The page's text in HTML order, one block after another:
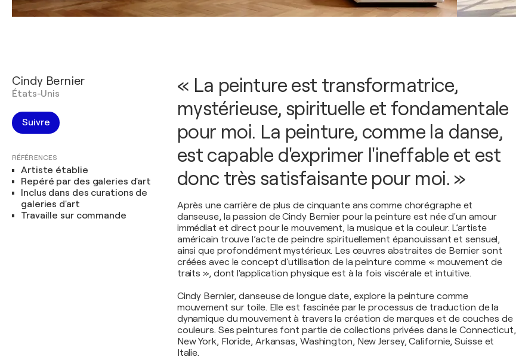
Cindy Bernier
États-Unis
Suivre
RÉFÉRENCES
Artiste établie
Repéré par des galeries d'art
Inclus dans des curations de
galeries d'art
Travaille sur commande
« La peinture est transformatrice,
mystérieuse, spirituelle et fondamentale
pour moi. La peinture, comme la danse,
est capable d'exprimer l'ineffable et est
donc très satisfaisante pour moi. »
Après une carrière de plus de cinquante ans comme chorégraphe et
danseuse, la passion de Cindy Bernier pour la peinture est née d'un amour
immédiat et direct pour le mouvement, la musique et la couleur. L’artiste
américain trouve l’acte de peindre spirituellement épanouissant et sensuel,
ainsi que profondément mystérieux. Les œuvres abstraites de Bernier sont
créées avec le concept d'utilisation de la peinture comme « mouvement de
traits », dont l'application physique est à la fois viscérale et intuitive.
Cindy Bernier, danseuse de longue date, explore la peinture comme
mouvement sur toile. Elle est fascinée par le processus de traduction de la
dynamique du mouvement à travers la création de marques et de couches de
couleurs. Ses peintures font partie de collections privées dans le Connecticut,
New York, Floride, Arkansas, Washington, New Jersey, Californie, Suisse et
Italie.